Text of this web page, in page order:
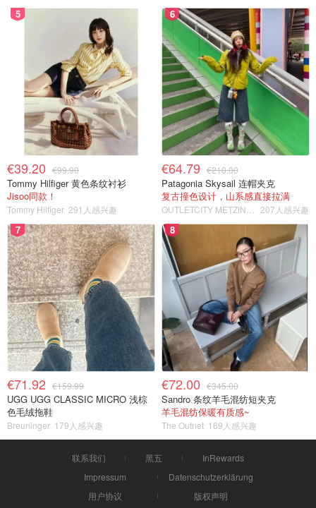
5
€39.20 €99.90
Tommy Hilfiger 黄色条纹衬衫
Jisoo同款！
Tommy Hilfiger 291人感兴趣
6
€64.79 €210.00
Patagonia Skysail 连帽夹克
复古撞色设计，山系感直接拉满
207人感兴趣
7
€71.92 €159.99
UGG UGG CLASSIC MICRO 浅棕
色毛绒拖鞋
Breuninger 179人感兴趣
8
€72.00 €345.00
Sandro 条纹羊毛混纺短夹克
羊毛混纺保暖有质感~
The Outnet 169人感兴趣
联系我们 黑五
InRewards
Impressum
Datenschutzerklärung
用户协议
版权声明